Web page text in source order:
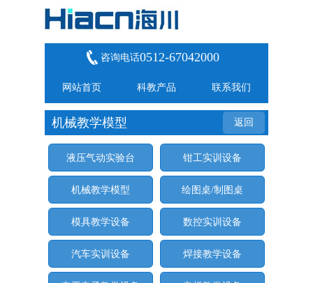
咨询电话0512-67042000
网站首页 科教产品 联系我们
返回
机械教学模型
液压气动实验台 钳工实训设备
机械教学模型 绘图桌/制图桌
模具教学设备 数控实训设备
汽车实训设备 焊接教学设备